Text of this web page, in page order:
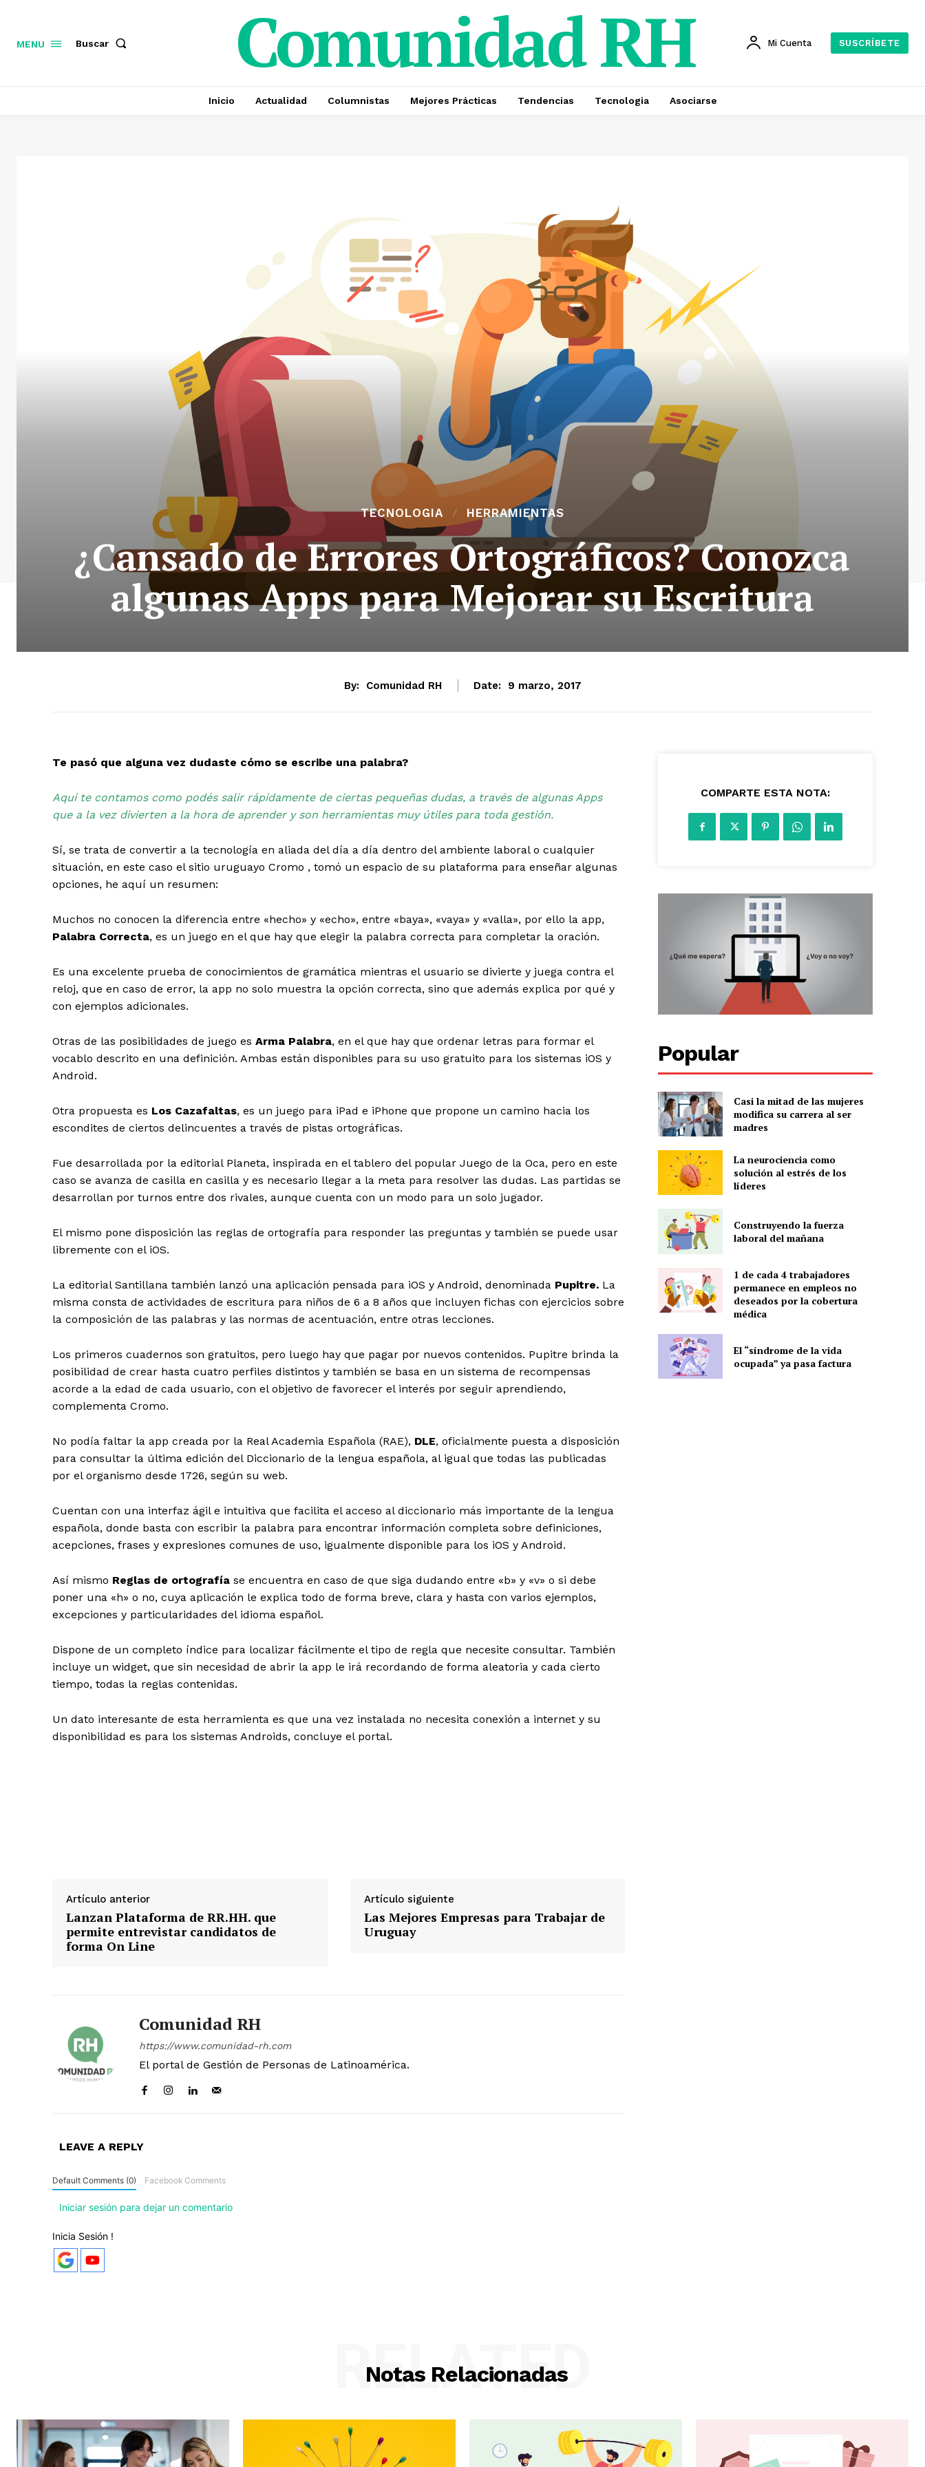
MENU Buscar Comunidad RH Mi Cuenta SUSCRÍBETE
Inicio Actualidad Columnistas Mejores Prácticas Tendencias Tecnologia Asociarse
TECNOLOGIA HERRAMIENTAS
¿Cansado de Errores Ortográficos? Conozca
algunas Apps para Mejorar su Escritura
By: Comunidad RH Date: 9 marzo, 2017
Te pasó que alguna vez dudaste cómo se escribe una palabra?
Aquí te contamos como podés salir rápidamente de ciertas pequeñas dudas, a través de algunas Apps
que a la vez divierten a la hora de aprender y son herramientas muy útiles para toda gestión.
Sí, se trata de convertir a la tecnología en aliada del día a día dentro del ambiente laboral o cualquier
situación, en este caso el sitio uruguayo Cromo , tomó un espacio de su plataforma para enseñar algunas
opciones, he aquí un resumen:
Muchos no conocen la diferencia entre «hecho» y «echo», entre «baya», «vaya» y «valla», por ello la app,
Palabra Correcta, es un juego en el que hay que elegir la palabra correcta para completar la oración.
Es una excelente prueba de conocimientos de gramática mientras el usuario se divierte y juega contra el
reloj, que en caso de error, la app no solo muestra la opción correcta, sino que además explica por qué y
con ejemplos adicionales.
Otras de las posibilidades de juego es Arma Palabra, en el que hay que ordenar letras para formar el
vocablo descrito en una definición. Ambas están disponibles para su uso gratuito para los sistemas iOS y
Android.
Otra propuesta es Los Cazafaltas, es un juego para iPad e iPhone que propone un camino hacia los
escondites de ciertos delincuentes a través de pistas ortográficas.
Fue desarrollada por la editorial Planeta, inspirada en el tablero del popular Juego de la Oca, pero en este
caso se avanza de casilla en casilla y es necesario llegar a la meta para resolver las dudas. Las partidas se
desarrollan por turnos entre dos rivales, aunque cuenta con un modo para un solo jugador.
El mismo pone disposición las reglas de ortografía para responder las preguntas y también se puede usar
libremente con el iOS.
La editorial Santillana también lanzó una aplicación pensada para iOS y Android, denominada Pupitre. La
misma consta de actividades de escritura para niños de 6 a 8 años que incluyen fichas con ejercicios sobre
la composición de las palabras y las normas de acentuación, entre otras lecciones.
Los primeros cuadernos son gratuitos, pero luego hay que pagar por nuevos contenidos. Pupitre brinda la
posibilidad de crear hasta cuatro perfiles distintos y también se basa en un sistema de recompensas
acorde a la edad de cada usuario, con el objetivo de favorecer el interés por seguir aprendiendo,
complementa Cromo.
No podía faltar la app creada por la Real Academia Española (RAE), DLE, oficialmente puesta a disposición
para consultar la última edición del Diccionario de la lengua española, al igual que todas las publicadas
por el organismo desde 1726, según su web.
Cuentan con una interfaz ágil e intuitiva que facilita el acceso al diccionario más importante de la lengua
española, donde basta con escribir la palabra para encontrar información completa sobre definiciones,
acepciones, frases y expresiones comunes de uso, igualmente disponible para los iOS y Android.
Así mismo Reglas de ortografía se encuentra en caso de que siga dudando entre «b» y «v» o si debe
poner una «h» o no, cuya aplicación le explica todo de forma breve, clara y hasta con varios ejemplos,
excepciones y particularidades del idioma español.
Dispone de un completo índice para localizar fácilmente el tipo de regla que necesite consultar. También
incluye un widget, que sin necesidad de abrir la app le irá recordando de forma aleatoria y cada cierto
tiempo, todas la reglas contenidas.
Un dato interesante de esta herramienta es que una vez instalada no necesita conexión a internet y su
disponibilidad es para los sistemas Androids, concluye el portal.
Artículo anterior
Lanzan Plataforma de RR.HH. que
permite entrevistar candidatos de
forma On Line
Artículo siguiente
Las Mejores Empresas para Trabajar de
Uruguay
Comunidad RH
https://www.comunidad-rh.com
El portal de Gestión de Personas de Latinoamérica.
LEAVE A REPLY
Default Comments (0) Facebook Comments
Iniciar sesión para dejar un comentario
Inicia Sesión !
COMPARTE ESTA NOTA:
Popular
Casi la mitad de las mujeres
modifica su carrera al ser
madres
La neurociencia como
solución al estrés de los
líderes
Construyendo la fuerza
laboral del mañana
1 de cada 4 trabajadores
permanece en empleos no
deseados por la cobertura
médica
El “síndrome de la vida
ocupada” ya pasa factura
Notas Relacionadas
RELATED